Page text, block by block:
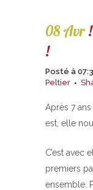
08 Avr
!
Posté à
Peltier
Après 7
est, elle
C’est avec
premiers
ensemble.